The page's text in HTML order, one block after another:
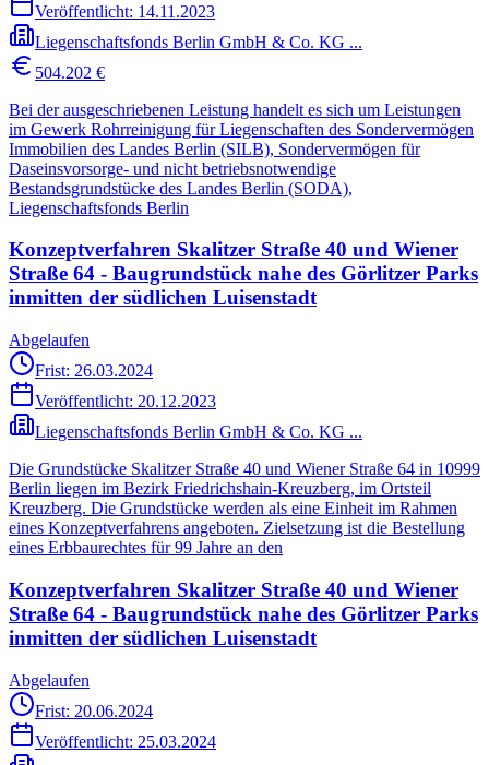
Veröffentlicht: 14.11.2023
Liegenschaftsfonds Berlin GmbH & Co. KG ...
504.202 €
Bei der ausgeschriebenen Leistung handelt es sich um Leistungen
im Gewerk Rohrreinigung für Liegenschaften des Sondervermögen
Immobilien des Landes Berlin (SILB), Sondervermögen für
Daseinsvorsorge- und nicht betriebsnotwendige
Bestandsgrundstücke des Landes Berlin (SODA),
Liegenschaftsfonds Berlin
Konzeptverfahren Skalitzer Straße 40 und Wiener
Straße 64 - Baugrundstück nahe des Görlitzer Parks
inmitten der südlichen Luisenstadt
Abgelaufen
Frist: 26.03.2024
Veröffentlicht: 20.12.2023
Liegenschaftsfonds Berlin GmbH & Co. KG ...
Die Grundstücke Skalitzer Straße 40 und Wiener Straße 64 in 10999
Berlin liegen im Bezirk Friedrichshain-Kreuzberg, im Ortsteil
Kreuzberg. Die Grundstücke werden als eine Einheit im Rahmen
eines Konzeptverfahrens angeboten. Zielsetzung ist die Bestellung
eines Erbbaurechtes für 99 Jahre an den
Konzeptverfahren Skalitzer Straße 40 und Wiener
Straße 64 - Baugrundstück nahe des Görlitzer Parks
inmitten der südlichen Luisenstadt
Abgelaufen
Frist: 20.06.2024
Veröffentlicht: 25.03.2024